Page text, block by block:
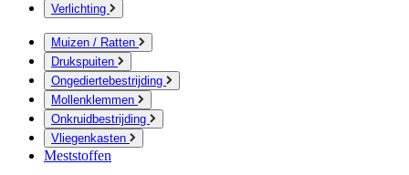
Verlichting
Muizen / Ratten
Drukspuiten
Ongediertebestrijding
Mollenklemmen
Onkruidbestrijding
Vliegenkasten
Meststoffen